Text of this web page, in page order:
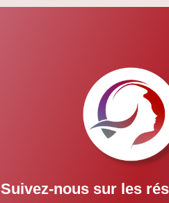
Suivez-nous sur les